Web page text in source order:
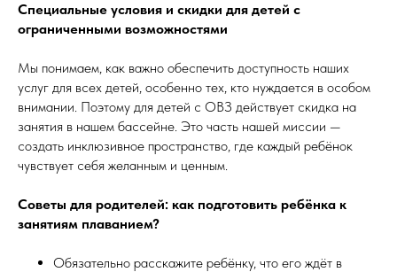
Специальные условия и скидки для детей с
ограниченными возможностями
Мы понимаем, как важно обеспечить доступность наших
услуг для всех детей, особенно тех, кто нуждается в особом
внимании. Поэтому для детей с ОВЗ действует скидка на
занятия в нашем бассейне. Это часть нашей миссии —
создать инклюзивное пространство, где каждый ребёнок
чувствует себя желанным и ценным.
Советы для родителей: как подготовить ребёнка к
занятиям плаванием?
Обязательно расскажите ребёнку, что его ждёт в